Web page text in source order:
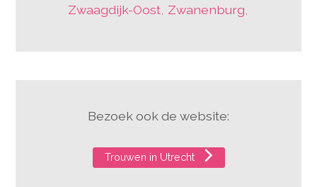
Zwaagdijk-Oost Zwanenburg
Bezoek ook de website:
Trouwen in Utrecht